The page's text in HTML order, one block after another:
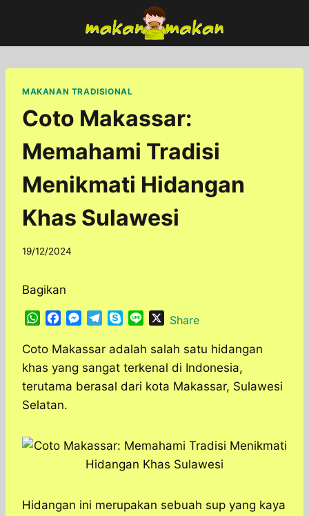
content
MAKANAN TRADISIONAL
Coto Makassar:
Memahami Tradisi
Menikmati Hidangan
Khas Sulawesi
By
19/12/2024
Bagikan
W
a
t
A
p
c
e
o
o
M
s
s
n
r
l
e
g
r
y
p
e
n
e
XShare
Coto Makassar adalah salah satu hidangan
khas yang sangat terkenal di Indonesia,
terutama berasal dari kota Makassar, Sulawesi
Selatan.
Hidangan ini merupakan sebuah sup yang kaya